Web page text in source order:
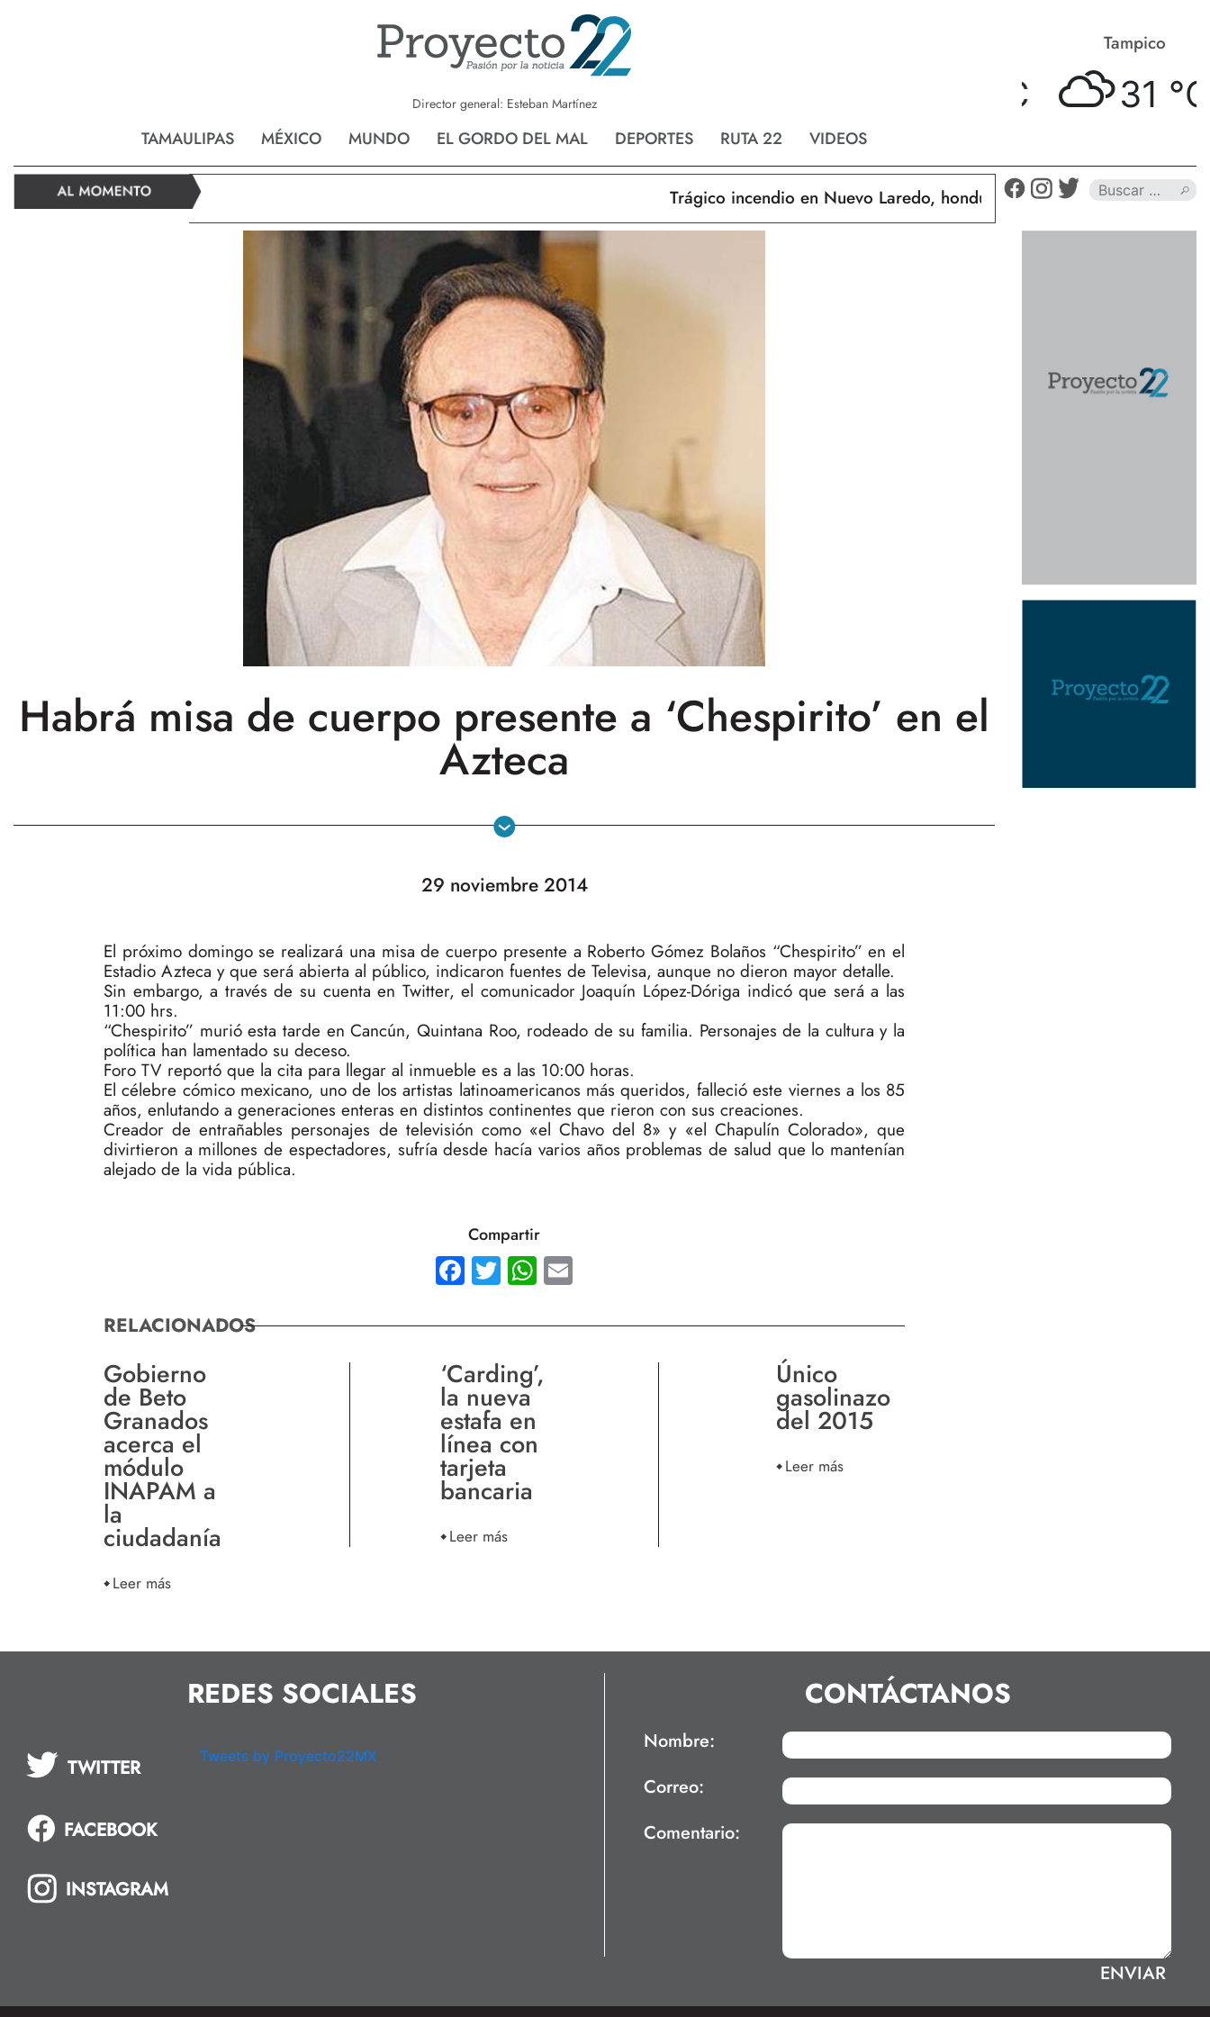
Director general: Esteban Martínez
TAMAULIPAS MÉXICO MUNDO EL GORDO DEL MAL DEPORTES RUTA 22 VIDEOS
Reynosa Nvo. Laredo Tampico
31 ° C
Trágico incendio en Nuevo Laredo, hondureño muere calcinado
Habrá misa de cuerpo presente a ‘Chespirito’ en el
Azteca
29 noviembre 2014
El próximo domingo se realizará una misa de cuerpo presente a Roberto Gómez Bolaños “Chespirito” en el
Estadio Azteca y que será abierta al público, indicaron fuentes de Televisa, aunque no dieron mayor detalle.
Sin embargo, a través de su cuenta en Twitter, el comunicador Joaquín López-Dóriga indicó que será a las
11:00 hrs.
“Chespirito” murió esta tarde en Cancún, Quintana Roo, rodeado de su familia. Personajes de la cultura y la
política han lamentado su deceso.
Foro TV reportó que la cita para llegar al inmueble es a las 10:00 horas.
El célebre cómico mexicano, uno de los artistas latinoamericanos más queridos, falleció este viernes a los 85
años, enlutando a generaciones enteras en distintos continentes que rieron con sus creaciones.
Creador de entrañables personajes de televisión como «el Chavo del 8» y «el Chapulín Colorado», que
divirtieron a millones de espectadores, sufría desde hacía varios años problemas de salud que lo mantenían
alejado de la vida pública.
Compartir
Facebook
TwitterWhatsApp
RELACIONADOS
Gobierno
de Beto
Granados
acerca el
módulo
INAPAM a
la
ciudadanía
Leer más
‘Carding’,
la nueva
estafa en
línea con
tarjeta
bancaria
Leer más
Único
gasolinazo
del 2015
Leer más
REDES SOCIALES
TWITTER
FACEBOOK
INSTAGRAM
Tweets by Proyecto22MX
CONTÁCTANOS
Nombre:
Correo:
Comentario: